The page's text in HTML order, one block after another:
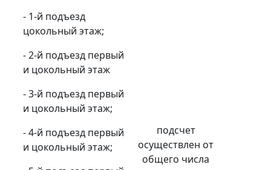
- 1-й подъезд
цокольный этаж;
- 2-й подъезд первый
и цокольный этаж
- 3-й подъезд первый
и цокольный этаж;
- 4-й подъезд первый
и цокольный этаж;
подсчет
осуществлен от
общего числа